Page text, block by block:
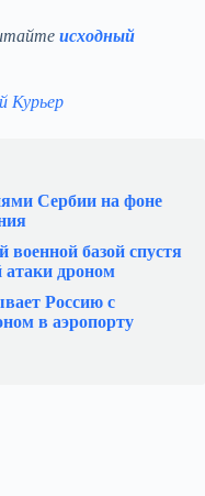
исходный
Курьер
Сербии на фоне
базой спустя
атаки дроном
Россию с
в аэропорту